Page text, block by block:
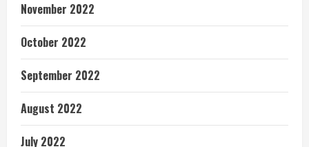
November 2022
October 2022
September 2022
August 2022
July 2022